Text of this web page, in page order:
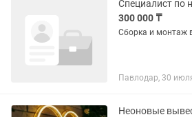
Специалист по
300 000 ₸
Сборка и монтаж
Павлодар, 30